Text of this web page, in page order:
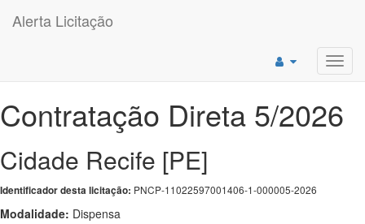
Alerta Licitação
Contratação Direta 5/2026
Cidade Recife [PE]
Identificador desta licitação: PNCP-11022597001406-1-000005-2026
Modalidade: Dispensa